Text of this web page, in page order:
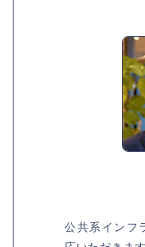
公共系インフ